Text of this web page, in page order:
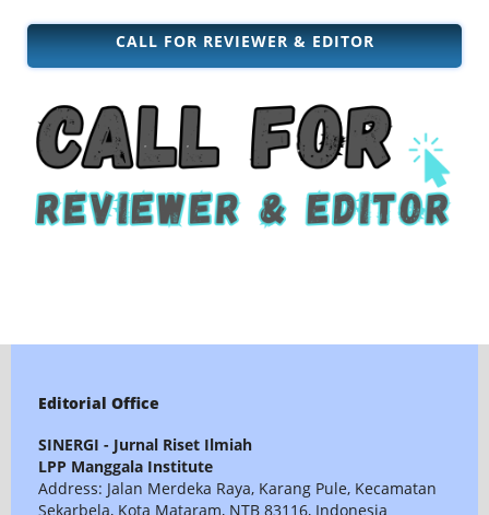
CALL FOR REVIEWER & EDITOR
Editorial Office
SINERGI - Jurnal Riset Ilmiah
LPP Manggala Institute
Address: Jalan Merdeka Raya, Karang Pule, Kecamatan
Sekarbela, Kota Mataram, NTB 83116, Indonesia